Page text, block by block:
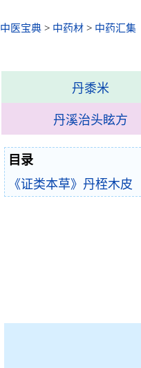
中医宝典 > 中药材 > 中药汇集
丹黍米
丹溪治头眩方
目录
《证类本草》丹桎木皮